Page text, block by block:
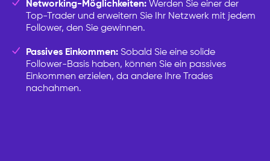
Networking-Möglichkeiten: Werden Sie einer der
Top-Trader und erweitern Sie Ihr Netzwerk mit jedem
Follower, den Sie gewinnen.
Passives Einkommen: Sobald Sie eine solide
Follower-Basis haben, können Sie ein passives
Einkommen erzielen, da andere Ihre Trades
nachahmen.